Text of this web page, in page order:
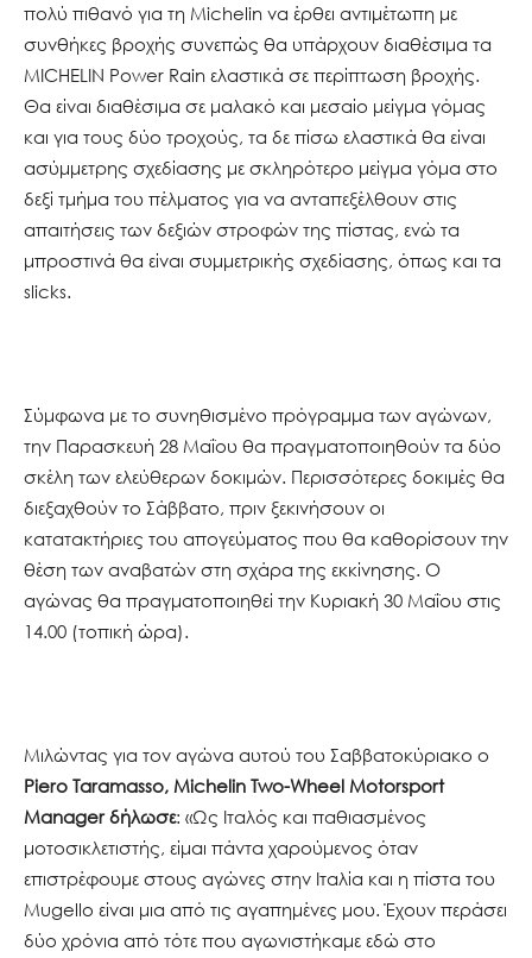
πολύ πιθανό για τη Michelin να έρθει αντιμέτωπη με
συνθήκες βροχής συνεπώς θα υπάρχουν διαθέσιμα τα
MICHELIN Power Rain ελαστικά σε περίπτωση βροχής.
Θα είναι διαθέσιμα σε μαλακό και μεσαίο μείγμα γόμας
και για τους δύο τροχούς, τα δε πίσω ελαστικά θα είναι
ασύμμετρης σχεδίασης με σκληρότερο μείγμα γόμα στο
δεξί τμήμα του πέλματος για να ανταπεξέλθουν στις
απαιτήσεις των δεξιών στροφών της πίστας, ενώ τα
μπροστινά θα είναι συμμετρικής σχεδίασης, όπως και τα
slicks.
Σύμφωνα με το συνηθισμένο πρόγραμμα των αγώνων,
την Παρασκευή 28 Μαΐου θα πραγματοποιηθούν τα δύο
σκέλη των ελεύθερων δοκιμών. Περισσότερες δοκιμές θα
διεξαχθούν το Σάββατο, πριν ξεκινήσουν οι
κατατακτήριες του απογεύματος που θα καθορίσουν την
θέση των αναβατών στη σχάρα της εκκίνησης. Ο
αγώνας θα πραγματοποιηθεί την Κυριακή 30 Μαΐου στις
14.00 (τοπική ώρα).
Μιλώντας για τον αγώνα αυτού του Σαββατοκύριακο o
Piero Taramasso, Michelin Two-Wheel Motorsport
Manager δήλωσε: «Ως Ιταλός και παθιασμένος
μοτοσικλετιστής, είμαι πάντα χαρούμενος όταν
επιστρέφουμε στους αγώνες στην Ιταλία και η πίστα του
Mugello είναι μια από τις αγαπημένες μου. Έχουν περάσει
δύο χρόνια από τότε που αγωνιστήκαμε εδώ στο